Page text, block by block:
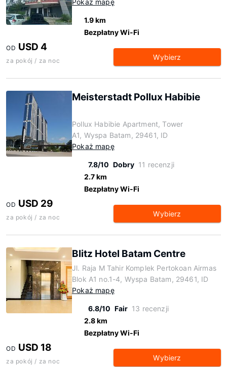
Pokaż mapę
1.9 km
Bezpłatny Wi-Fi
OD USD 4
za pokój / za noc Wybierz
Meisterstadt Pollux Habibie
Pollux Habibie Apartment, Tower
A1, Wyspa Batam, 29461, ID
Pokaż mapę
7.8/10 Dobry 11 recenzji
2.7 km
Bezpłatny Wi-Fi
OD USD 29
za pokój / za noc Wybierz
Blitz Hotel Batam Centre
Jl. Raja M Tahir Komplek Pertokoan Airmas
Blok A1 no.1-4, Wyspa Batam, 29461, ID
Pokaż mapę
6.8/10 Fair 13 recenzji
2.8 km
Bezpłatny Wi-Fi
OD USD 18
za pokój / za noc Wybierz